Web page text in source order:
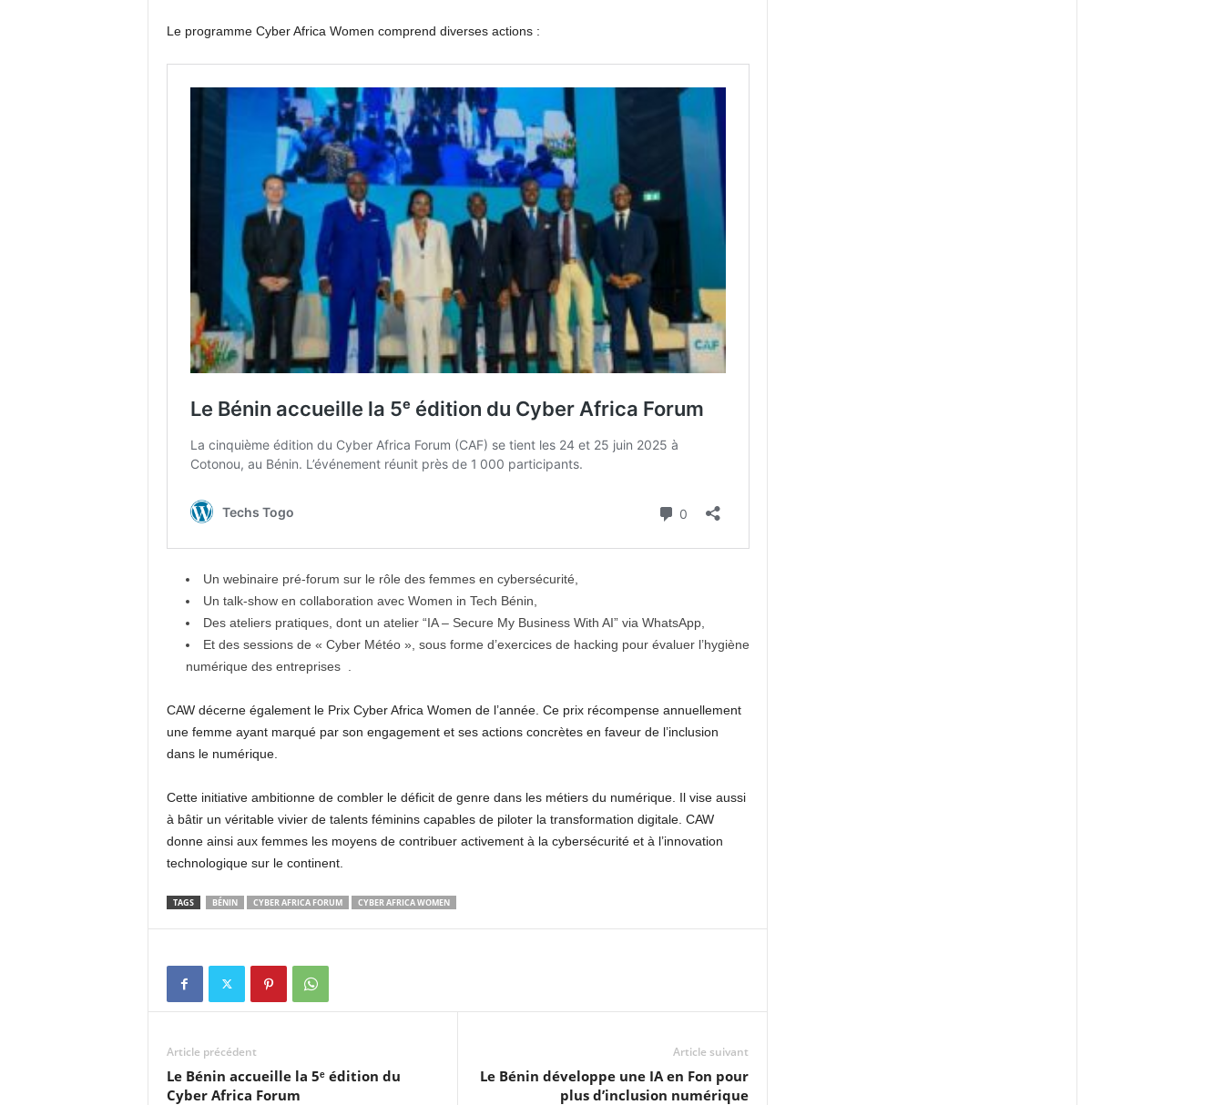
Le programme Cyber Africa Women comprend diverses actions :
Un webinaire pré-forum sur le rôle des femmes en cybersécurité,
Un talk-show en collaboration avec Women in Tech Bénin,
Des ateliers pratiques, dont un atelier “IA – Secure My Business With AI” via WhatsApp,
Et des sessions de « Cyber Météo », sous forme d’exercices de hacking pour évaluer l’hygiène
numérique des entreprises .
CAW décerne également le Prix Cyber Africa Women de l’année. Ce prix récompense annuellement
une femme ayant marqué par son engagement et ses actions concrètes en faveur de l’inclusion
dans le numérique.
Cette initiative ambitionne de combler le déficit de genre dans les métiers du numérique. Il vise aussi
à bâtir un véritable vivier de talents féminins capables de piloter la transformation digitale. CAW
donne ainsi aux femmes les moyens de contribuer activement à la cybersécurité et à l’innovation
technologique sur le continent.
TAGS BÉNIN CYBER AFRICA FORUM CYBER AFRICA WOMEN
Article précédent
Le Bénin accueille la 5ᵉ édition du
Cyber Africa Forum
Article suivant
Le Bénin développe une IA en Fon pour
plus d’inclusion numérique